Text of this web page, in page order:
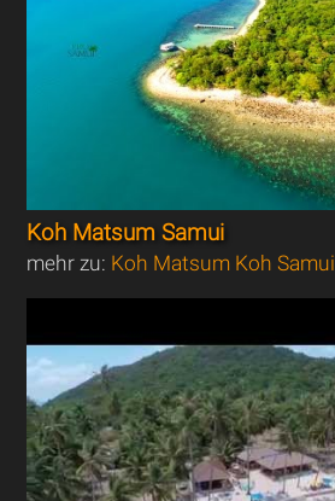
Koh Matsum Samui
mehr zu: Koh Matsum Koh Samui